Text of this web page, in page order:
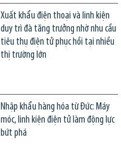
Xuất khẩu điện thoại và linh kiện
duy trì đà tăng trưởng nhờ nhu cầu
tiêu thụ điện tử phục hồi tại nhiều
thị trường lớn
Nhập khẩu hàng hóa từ Đức: Máy
móc, linh kiện điện tử làm động lực
bứt phá